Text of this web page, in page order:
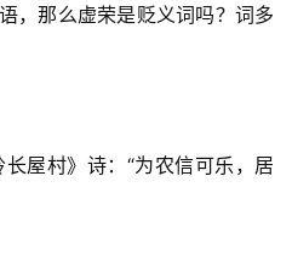
，那么虚荣是贬义词吗？词多
屋村》诗：“为农信可乐，居